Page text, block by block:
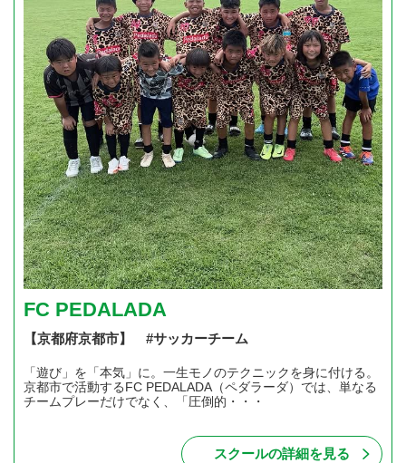
FC PEDALADA
【京都府京都市】 #サッカーチーム
「遊び」を「本気」に。一生モノのテクニックを身に付ける。
京都市で活動するFC PEDALADA（ペダラーダ）では、単なる
チームプレーだけでなく、「圧倒的・・・
スクールの詳細を見る